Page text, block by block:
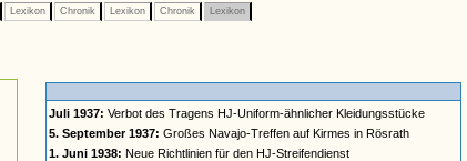
Lexikon Chronik Lexikon Chronik Lexikon
Juli 1937: Verbot des Tragens HJ-Uniform-ähnlicher Kleidungsstücke
5. September 1937: Großes Navajo-Treffen auf Kirmes in Rösrath
1. Juni 1938: Neue Richtlinien für den HJ-Streifendienst